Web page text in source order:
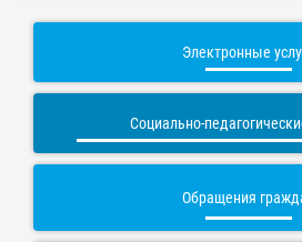
Электронные
Социально-
Обращения